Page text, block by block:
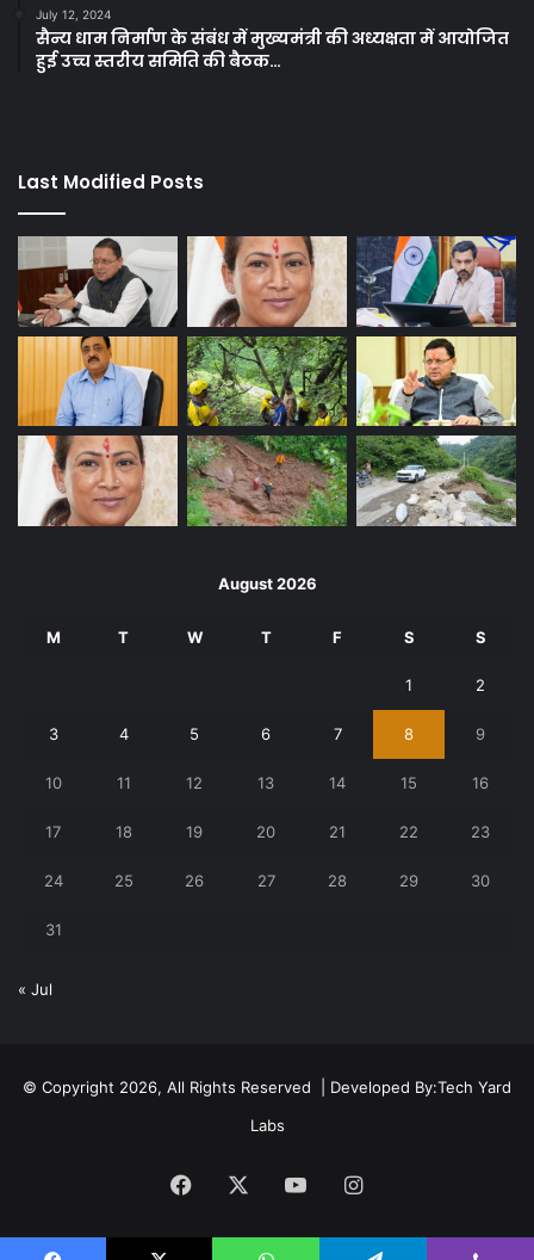
July 12, 2024
सैन्य धाम निर्माण के संबंध में मुख्यमंत्री की अध्यक्षता में आयोजित
हुई उच्च स्तरीय समिति की बैठक…
Last Modified Posts
August 2026
M T W T F S S
1 2
3 4 5 6 7 8 9
10 11 12 13 14 15 16
17 18 19 20 21 22 23
24 25 26 27 28 29 30
31
« Jul
© Copyright 2026, All Rights Reserved | Developed By:Tech Yard
Labs
Facebook YouTubeInstagram